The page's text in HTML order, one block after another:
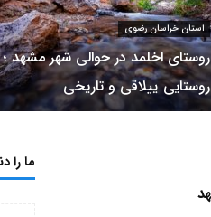
استان خراسان رضوی
روستای اخلمد در حوالی شهر مشهد ؛
روستایی ییلاقی و تاریخی
ما را